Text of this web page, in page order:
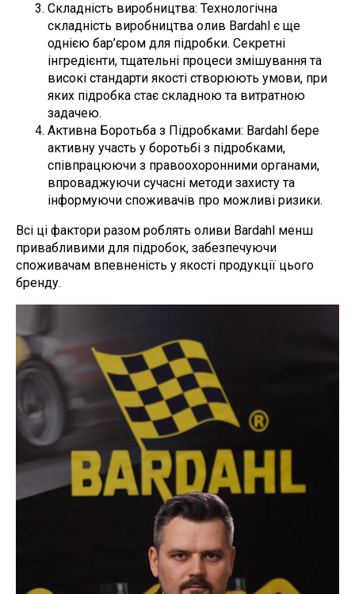
Складність виробництва: Технологічна
складність виробництва олив Bardahl є ще
однією бар’єром для підробки. Секретні
інгредієнти, тщательні процеси змішування та
високі стандарти якості створюють умови, при
яких підробка стає складною та витратною
задачею.
Активна Боротьба з Підробками: Bardahl бере
активну участь у боротьбі з підробками,
співпрацюючи з правоохоронними органами,
впроваджуючи сучасні методи захисту та
інформуючи споживачів про можливі ризики.
Всі ці фактори разом роблять оливи Bardahl менш
привабливими для підробок, забезпечуючи
споживачам впевненість у якості продукції цього
бренду.